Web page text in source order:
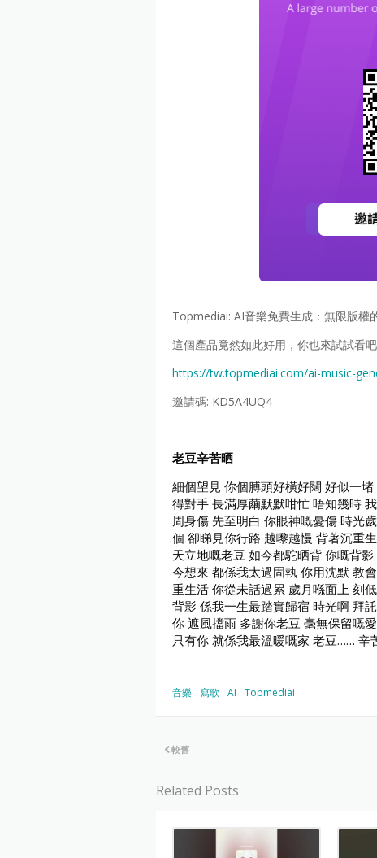
Topmediai: AI音樂免費生成：無限版權
這個產品竟然如此好用，你也來試試看
https://tw.topmediai.com/ai-music-
邀請碼: KD5A4UQ4
老豆辛苦晒
細個望見 你個膊頭好橫好闊 好似一
得對手 長滿厚繭默默咁忙 唔知幾時
周身傷 先至明白 你眼神嘅憂傷 時光
個 卻睇見你行路 越嚟越慢 背著沉重
天立地嘅老豆 如今都駝晒背 你嘅背
今想來 都係我太過固執 你用沈默 教
重生活 你從未話過累 歲月喺面上 刻
背影 係我一生最踏實歸宿 時光啊 拜
你 遮風擋雨 多謝你老豆 毫無保留嘅
只有你 就係我最溫暖嘅家 老豆……
音樂 寫歌 AI Topmediai
較舊
Related Posts